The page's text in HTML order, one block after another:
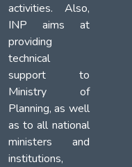
activities. Also,
INP aims at
providing
technical
support to
Ministry of
Planning, as well
as to all national
ministers and
institutions,